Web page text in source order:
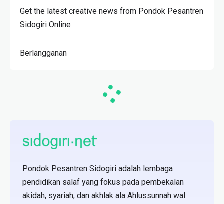
Get the latest creative news from Pondok Pesantren
Sidogiri Online
Berlangganan
Pondok Pesantren Sidogiri adalah lembaga
pendidikan salaf yang fokus pada pembekalan
akidah, syariah, dan akhlak ala Ahlussunnah wal